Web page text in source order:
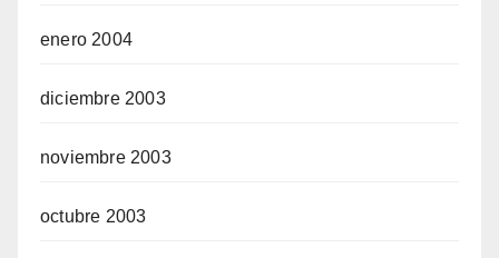
enero 2004
diciembre 2003
noviembre 2003
octubre 2003